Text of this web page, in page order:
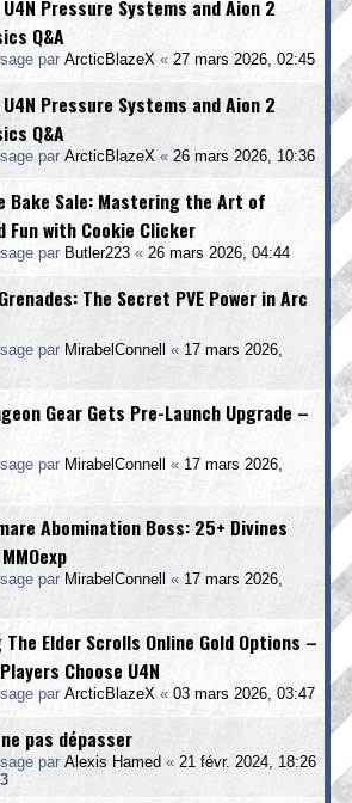
Pressure Systems and Aion 2
Q&A
par ArcticBlazeX « 27 mars 2026, 02:45
Pressure Systems and Aion 2
Q&A
par ArcticBlazeX « 26 mars 2026, 10:36
Bake Sale: Mastering the Art of
Fun with Cookie Clicker
par Butler223 « 26 mars 2026, 04:44
The Secret PVE Power in Arc
par MirabelConnell « 17 mars 2026,
Gear Gets Pre-Launch Upgrade –
par MirabelConnell « 17 mars 2026,
Abomination Boss: 25+ Divines
par MirabelConnell « 17 mars 2026,
The Elder Scrolls Online Gold Options –
Choose U4N
par ArcticBlazeX « 03 mars 2026, 03:47
pas dépasser
par Alexis Hamed « 21 févr. 2024, 18:26
3